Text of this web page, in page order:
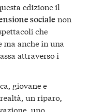
edizione il
sociale non
che
anche in una
attraverso i
giovane e
un riparo,
uno